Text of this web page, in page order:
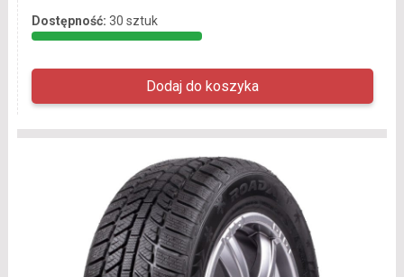
Dostępność: 30 sztuk